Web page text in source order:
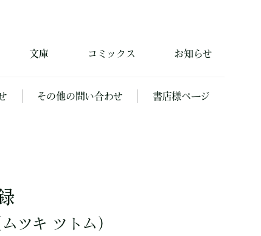
文庫 コミックス お知らせ
その他の問い合わせ 書店様ページ
ムツキ ツトム）